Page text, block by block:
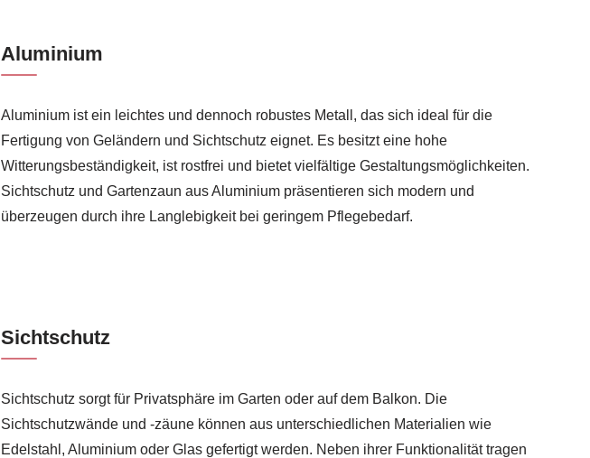
Aluminium
Aluminium ist ein leichtes und dennoch robustes Metall, das sich ideal für die
Fertigung von Geländern und Sichtschutz eignet. Es besitzt eine hohe
Witterungsbeständigkeit, ist rostfrei und bietet vielfältige Gestaltungsmöglichkeiten.
Sichtschutz und Gartenzaun aus Aluminium präsentieren sich modern und
überzeugen durch ihre Langlebigkeit bei geringem Pflegebedarf.
Sichtschutz
Sichtschutz sorgt für Privatsphäre im Garten oder auf dem Balkon. Die
Sichtschutzwände und -zäune können aus unterschiedlichen Materialien wie
Edelstahl, Aluminium oder Glas gefertigt werden. Neben ihrer Funktionalität tragen